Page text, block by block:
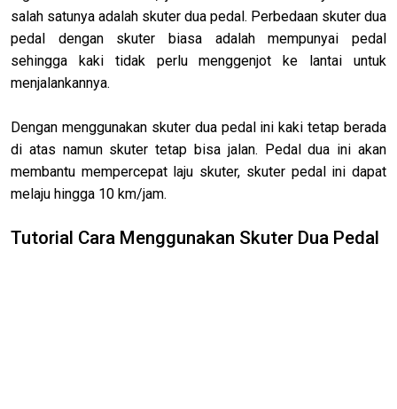
salah satunya adalah skuter dua pedal. Perbedaan skuter dua
pedal dengan skuter biasa adalah mempunyai pedal
sehingga kaki tidak perlu menggenjot ke lantai untuk
menjalankannya.
Dengan menggunakan skuter dua pedal ini kaki tetap berada
di atas namun skuter tetap bisa jalan. Pedal dua ini akan
membantu mempercepat laju skuter, skuter pedal ini dapat
melaju hingga 10 km/jam.
Tutorial Cara Menggunakan Skuter Dua Pedal